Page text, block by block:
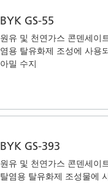
BYK GS-55
원유 및 천연가스 콘덴세이
염용 탈유화제 조성에 사용
아밀 수지
BYK GS-393
원유 및 천연가스 콘덴세이
탈염용 탈유화제 조성물에